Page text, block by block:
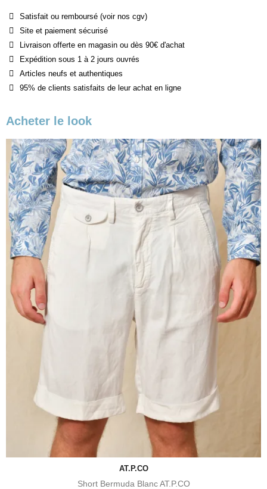
Satisfait ou remboursé (voir nos cgv)
Site et paiement sécurisé
Livraison offerte en magasin ou dès 90€ d'achat
Expédition sous 1 à 2 jours ouvrés
Articles neufs et authentiques
95% de clients satisfaits de leur achat en ligne
Acheter le look
AT.P.CO
Short Bermuda Blanc AT.P.CO